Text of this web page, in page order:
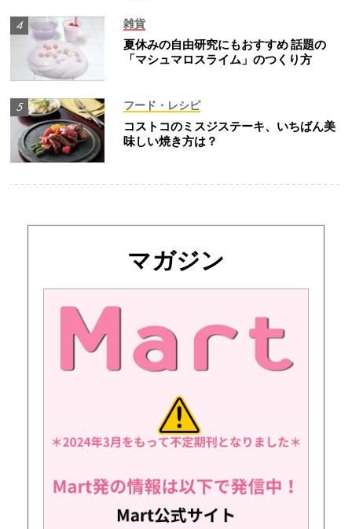
雑貨
夏休みの自由研究にもおすすめ 話題の
「マシュマロスライム」のつくり方
フード・レシピ
コストコのミスジステーキ、いちばん美
味しい焼き方は？
マガジン